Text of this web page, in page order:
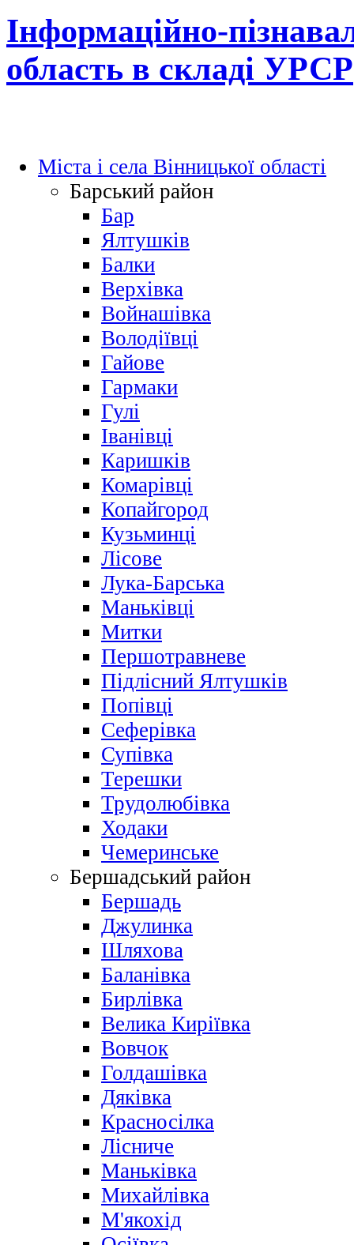
Інформаційно-
область в складі УРСР
Міста і села Вінницької області
Барський район
Бар
Ялтушків
Балки
Верхівка
Войнашівка
Володіївці
Гайове
Гармаки
Гулі
Іванівці
Каришків
Комарівці
Копайгород
Кузьминці
Лісове
Лука-Барська
Маньківці
Митки
Першотравневе
Підлісний Ялтушків
Попівці
Сеферівка
Супівка
Терешки
Трудолюбівка
Ходаки
Чемеринське
Бершадський район
Бершадь
Джулинка
Шляхова
Баланівка
Бирлівка
Велика Киріївка
Вовчок
Голдашівка
Дяківка
Красносілка
Лісниче
Маньківка
Михайлівка
М'якохід